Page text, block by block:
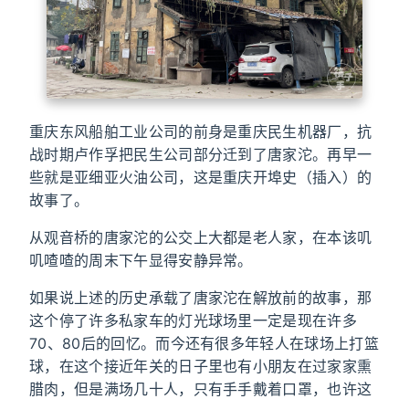
重庆东风船舶工业公司的前身是重庆民生机器厂，抗
战时期卢作孚把民生公司部分迁到了唐家沱。再早一
些就是亚细亚火油公司，这是重庆开埠史（插入）的
故事了。
从观音桥的唐家沱的公交上大都是老人家，在本该叽
叽喳喳的周末下午显得安静异常。
如果说上述的历史承载了唐家沱在解放前的故事，那
这个停了许多私家车的灯光球场里一定是现在许多
70、80后的回忆。而今还有很多年轻人在球场上打篮
球，在这个接近年关的日子里也有小朋友在过家家熏
腊肉，但是满场几十人，只有手手戴着口罩，也许这